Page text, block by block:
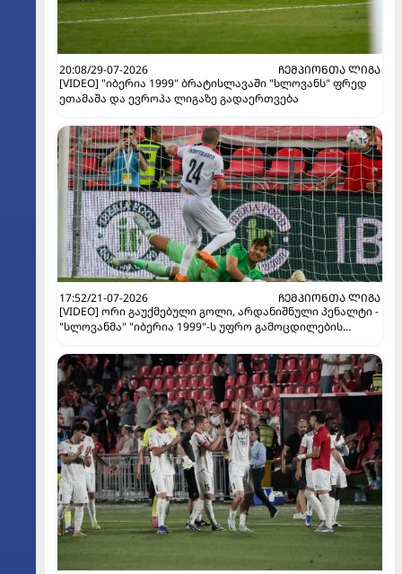
20:08/29-07-2026
ᲩᲔᲛᲞᲘᲝᲜᲗᲐ ᲚᲘᲒᲐ
[VIDEO] "იბერია 1999" ბრატისლავაში "სლოვანს" ფრედ
ეთამაშა და ევროპა ლიგაზე გადაერთვება
17:52/21-07-2026
ᲩᲔᲛᲞᲘᲝᲜᲗᲐ ᲚᲘᲒᲐ
[VIDEO] ორი გაუქმებული გოლი, არდანიშნული პენალტი -
"სლოვანმა" "იბერია 1999"-ს უფრო გამოცდილების